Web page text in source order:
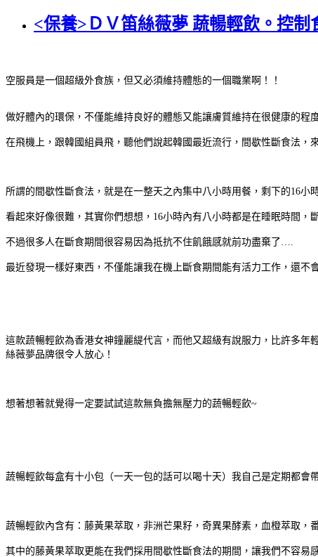
<保養>ＤＶ笛絲薇夢 蔬暢輕飲。控
空服員是一個超級外食族，但又必須維持體態的一個職業啊！！
做好體內的環保，不僅能維持良好的體態又能讓膚質維持在很健康的程
在飛機上，跟韓國組員飛，聽他們說起韓國最近流行，間歇性斷食法，
所謂的間歇性斷食法，就是在一整天之內集中八小時用餐，剩下的16小
看起來好像很難，其實你們想想，16小時內有八小時都是在睡眠時間，
不過很多人在斷食期間很容易因為抵抗不住飢餓感就前功盡棄了….
最近發現一樣好東西，不僅能讓我在機上斷食期間能有活力工作，還
這款蔬暢輕飲為香港女神鐘麗緹代言，而他又超級有說服力，比許多
絲薇夢品牌很令人放心！
想著想著就覺得一定要試試這款無負擔無壓力的蔬暢輕飲~
蔬暢輕飲每盒有十小包（一天一包的話可以喝十天）我自己是定期都
蔬暢輕飲內含有：藤黃果萃取，非洲芒果籽，奇異果酵素，血橙萃取，
其中的藤黃果萃取更能在我們採用間歇性斷食法的期間，讓我們不容易